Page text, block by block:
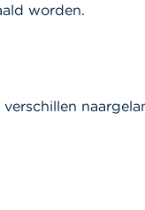
worden.